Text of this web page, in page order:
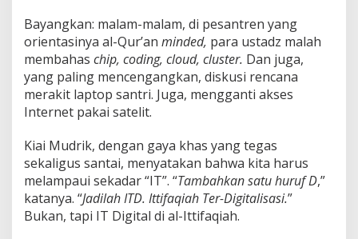
Bayangkan: malam-malam, di pesantren yang
orientasinya al-Qur’an minded, para ustadz malah
membahas chip, coding, cloud, cluster. Dan juga,
yang paling mencengangkan, diskusi rencana
merakit laptop santri. Juga, mengganti akses
Internet pakai satelit.
Kiai Mudrik, dengan gaya khas yang tegas
sekaligus santai, menyatakan bahwa kita harus
melampaui sekadar “IT”. “Tambahkan satu huruf D,”
katanya. “Jadilah ITD. Ittifaqiah Ter-Digitalisasi.”
Bukan, tapi IT Digital di al-Ittifaqiah.